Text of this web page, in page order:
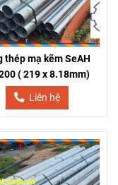
thép mạ kẽm SeAH
( 219 x 8.18mm)
Liên hệ